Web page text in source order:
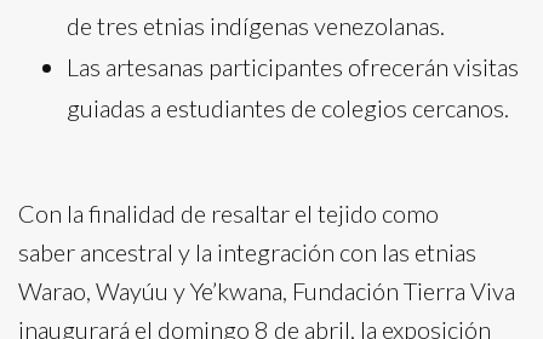
de tres etnias indígenas venezolanas.
Las artesanas participantes ofrecerán visitas
guiadas a estudiantes de colegios cercanos.
Con la finalidad de resaltar el tejido como
saber ancestral y la integración con las etnias
Warao, Wayúu y Ye’kwana, Fundación Tierra Viva
inaugurará el domingo 8 de abril, la exposición